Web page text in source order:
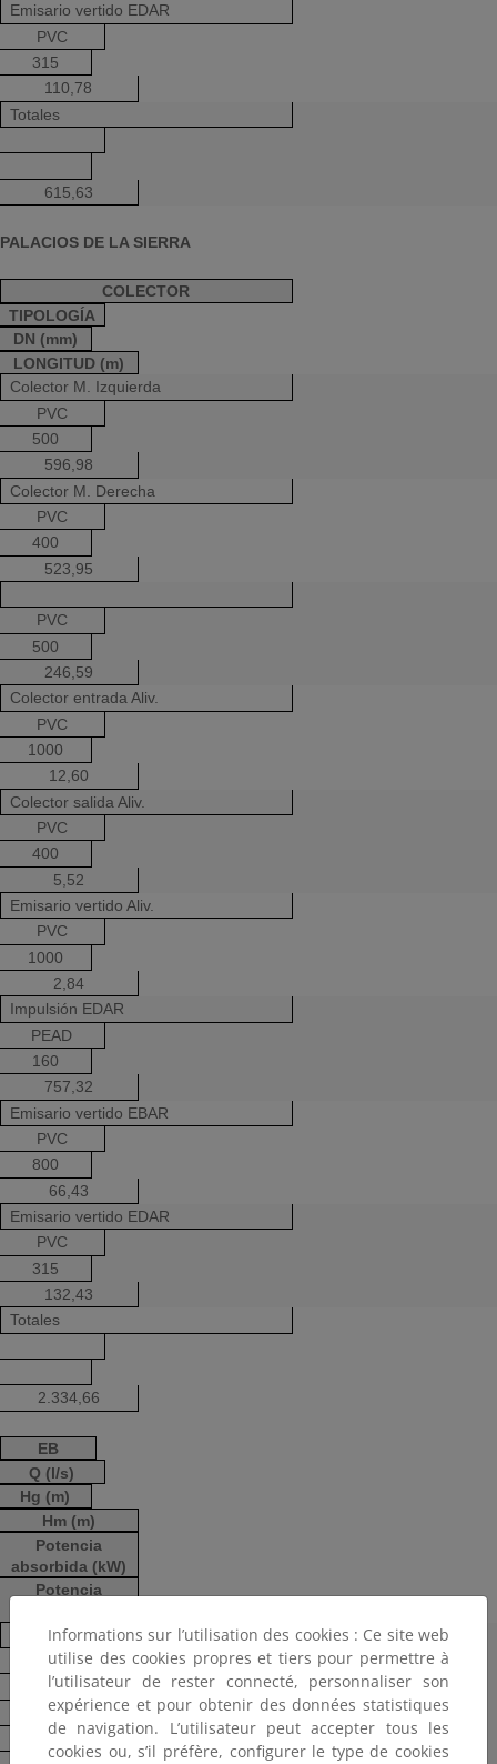
Emisario vertido EDAR
PVC
315
110,78
Totales
615,63
PALACIOS DE LA SIERRA
COLECTOR
TIPOLOGÍA
DN (mm)
LONGITUD (m)
Colector M. Izquierda
PVC
500
596,98
Colector M. Derecha
PVC
400
523,95
PVC
500
246,59
Colector entrada Aliv.
PVC
1000
12,60
Colector salida Aliv.
PVC
400
5,52
Emisario vertido Aliv.
PVC
1000
2,84
Impulsión EDAR
PEAD
160
757,32
Emisario vertido EBAR
PVC
800
66,43
Emisario vertido EDAR
PVC
315
132,43
Totales
2.334,66
EB
Q (l/s)
Hg (m)
Hm (m)
Potencia
absorbida (kW)
Potencia
Palacios
15,79
11,60
19,37
8,96
Informations sur l’utilisation des cookies : Ce site web
utilise des cookies propres et tiers pour permettre à
l’utilisateur de rester connecté, personnaliser son
expérience et pour obtenir des données statistiques
de navigation. L’utilisateur peut accepter tous les
cookies ou, s’il préfère, configurer le type de cookies